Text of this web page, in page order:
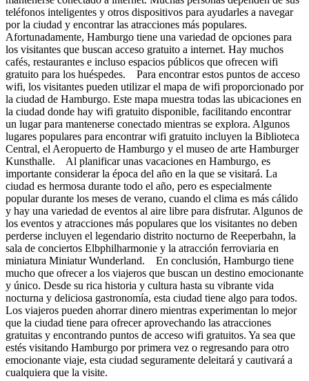
teléfonos inteligentes y otros dispositivos para ayudarles a navegar
por la ciudad y encontrar las atracciones más populares.
Afortunadamente, Hamburgo tiene una variedad de opciones para
los visitantes que buscan acceso gratuito a internet. Hay muchos
cafés, restaurantes e incluso espacios públicos que ofrecen wifi
gratuito para los huéspedes. Para encontrar estos puntos de acceso
wifi, los visitantes pueden utilizar el mapa de wifi proporcionado por
la ciudad de Hamburgo. Este mapa muestra todas las ubicaciones en
la ciudad donde hay wifi gratuito disponible, facilitando encontrar
un lugar para mantenerse conectado mientras se explora. Algunos
lugares populares para encontrar wifi gratuito incluyen la Biblioteca
Central, el Aeropuerto de Hamburgo y el museo de arte Hamburger
Kunsthalle. Al planificar unas vacaciones en Hamburgo, es
importante considerar la época del año en la que se visitará. La
ciudad es hermosa durante todo el año, pero es especialmente
popular durante los meses de verano, cuando el clima es más cálido
y hay una variedad de eventos al aire libre para disfrutar. Algunos de
los eventos y atracciones más populares que los visitantes no deben
perderse incluyen el legendario distrito nocturno de Reeperbahn, la
sala de conciertos Elbphilharmonie y la atracción ferroviaria en
miniatura Miniatur Wunderland. En conclusión, Hamburgo tiene
mucho que ofrecer a los viajeros que buscan un destino emocionante
y único. Desde su rica historia y cultura hasta su vibrante vida
nocturna y deliciosa gastronomía, esta ciudad tiene algo para todos.
Los viajeros pueden ahorrar dinero mientras experimentan lo mejor
que la ciudad tiene para ofrecer aprovechando las atracciones
gratuitas y encontrando puntos de acceso wifi gratuitos. Ya sea que
estés visitando Hamburgo por primera vez o regresando para otro
emocionante viaje, esta ciudad seguramente deleitará y cautivará a
cualquiera que la visite.